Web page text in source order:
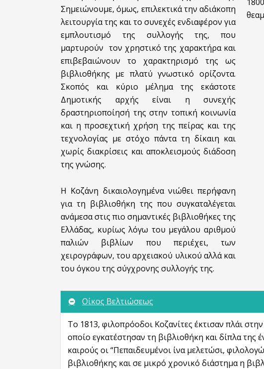
Σημειώνουμε, όμως, επιλεκτικά την αδιάκοπη
λειτουργία της και το συνεχές ενδιαφέρον για
εμπλουτισμό της συλλογής της, που
μαρτυρούν τον χρηστικό της χαρακτήρα και
επιβεβαιώνουν το χαρακτηρισμό της ως
βιβλιοθήκης με πλατύ γνωστικό ορίζοντα.
Σκοπός και κύριο μέλημα της εκάστοτε
Δημοτικής αρχής είναι η συνεχής
δραστηριοποίησή της στην τοπική κοινωνία
και η προσεχτική χρήση της πείρας και της
τεχνολογίας με στόχο πάντα τη δίκαιη και
χωρίς διακρίσεις και αποκλεισμούς διάδοση
της γνώσης.
Η Κοζάνη δικαιολογημένα νιώθει περήφανη
για τη βιβλιοθήκη της που συγκαταλέγεται
ανάμεσα στις πιο σημαντικές βιβλιοθήκες της
Ελλάδας, κυρίως λόγω του μεγάλου αριθμού
παλιών βιβλίων που περιέχει, των
χειρογράφων, του αρχειακού υλικού αλλά και
του όγκου της σύγχρονης συλλογής της.
Οίκος Βελτιώσεως
Το 1813, φιλοπρόοδοι Κοζανίτες έκτισαν πλάι
οποίο εγκατέστησαν τη βιβλιοθήκη και δίπλα της
καιρούς οι “Πεπαιδευμένοι ίνα μελετώσι,
βιβλιοθήκης και σε μικρό χρονικό διάστημα η